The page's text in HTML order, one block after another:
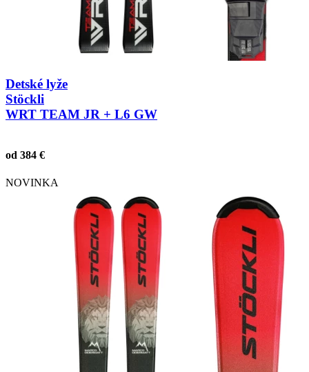
Detské lyže
Stöckli
WRT TEAM JR + L6 GW
od 384 €
NOVINKA